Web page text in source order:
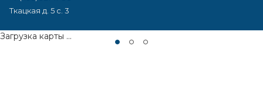
Ткацкая д. 5 с. 3
Загрузка карты ...